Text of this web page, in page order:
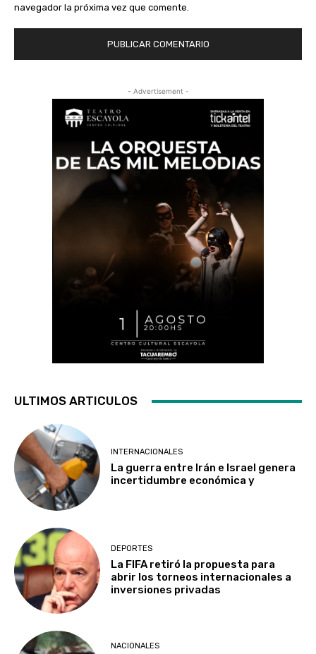
navegador la próxima vez que comente.
- Advertisement -
ULTIMOS ARTICULOS
INTERNACIONALES
La guerra entre Irán e Israel genera
incertidumbre económica y
DEPORTES
La FIFA retiró la propuesta para
abrir los torneos internacionales a
inversiones privadas
NACIONALES